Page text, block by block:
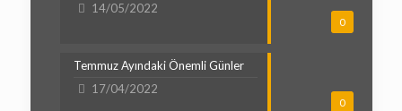
0
14/05/2022
0
Temmuz Ayındaki Önemli Günler
17/04/2022